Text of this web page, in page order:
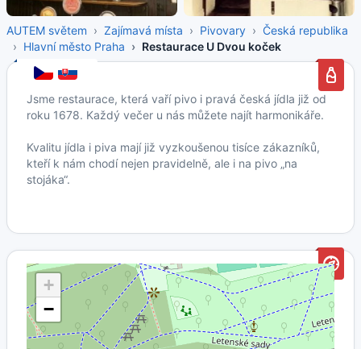
AUTEM světem Zajímavá místa Pivovary
Česká republika
Hlavní město Praha
Restaurace U Dvou koček
Jsme restaurace, která vaří pivo i pravá česká jídla již od
roku 1678. Každý večer u nás můžete najít harmonikáře.
Kvalitu jídla i piva mají již vyzkoušenou tisíce zákazníků,
kteří k nám chodí nejen pravidelně, ale i na pivo „na
stojáka“.
+
−